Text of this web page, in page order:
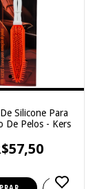
Silicone Para
De Pelos - Kers